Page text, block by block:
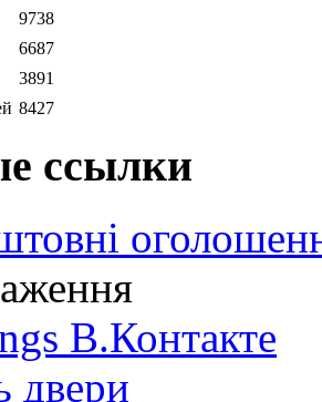
9738
6687
3891
8427
ссылки
В.Контакте
двери